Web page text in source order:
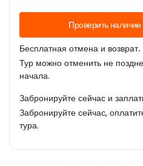
Проверить
Бесплатная отмена и возврат.
Тур можно отменить не
начала.
Забронируйте сейчас и
Забронируйте сейчас,
тура.